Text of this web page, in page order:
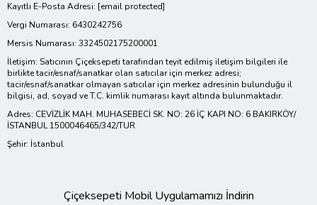
Kayıtlı E-Posta Adresi: [email protected]
Vergi Numarası: 6430242756
Mersis Numarası: 3324502175200001
İletişim: Satıcının Çiçeksepeti tarafından teyit edilmiş iletişim bilgileri ile
birlikte tacir/esnaf/sanatkar olan satıcılar için merkez adresi;
tacir/esnaf/sanatkar olmayan satıcılar için merkez adresinin bulunduğu il
bilgisi, ad, soyad ve T.C. kimlik numarası kayıt altında bulunmaktadır.
Adres: CEVİZLİK MAH. MUHASEBECİ SK. NO: 26 İÇ KAPI NO: 6 BAKIRKÖY/
İSTANBUL 1500046465/342/TUR
Şehir: İstanbul
Çiçeksepeti Mobil Uygulamamızı İndirin